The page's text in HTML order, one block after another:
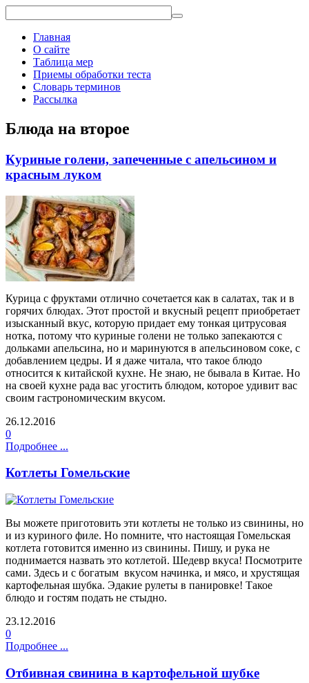
Главная
О сайте
Таблица мер
Приемы обработки теста
Словарь терминов
Рассылка
Блюда на второе
Куриные голени, запеченные с апельсином и
красным луком
Курица с фруктами отлично сочетается как в салатах, так и в
горячих блюдах. Этот простой и вкусный рецепт приобретает
изысканный вкус, которую придает ему тонкая цитрусовая
нотка, потому что куриные голени не только запекаются с
дольками апельсина, но и маринуются в апельсиновом соке, с
добавлением цедры. И я даже читала, что такое блюдо
относится к китайской кухне. Не знаю, не бывала в Китае. Но
на своей кухне рада вас угостить блюдом, которое удивит вас
своим гастрономическим вкусом.
26.12.2016
0
Подробнее ...
Котлеты Гомельские
Вы можете приготовить эти котлеты не только из свинины, но
и из куриного филе. Но помните, что настоящая Гомельская
котлета готовится именно из свинины. Пишу, и рука не
поднимается назвать это котлетой. Шедевр вкуса! Посмотрите
сами. Здесь и с богатым вкусом начинка, и мясо, и хрустящая
картофельная шубка. Эдакие рулеты в панировке! Такое
блюдо и гостям подать не стыдно.
23.12.2016
0
Подробнее ...
Отбивная свинина в картофельной шубке